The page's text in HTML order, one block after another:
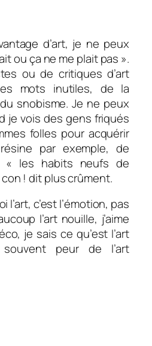
d’art, je ne peux
ou ça ne me plait pas ».
ou de critiques d’art
mots inutiles, de la
snobisme. Je ne peux
je vois des gens friqués
folles pour acquérir
par exemple, de
« les habits neufs de
con ! dit plus crûment.
l’art, c’est l’émotion, pas
l’art nouille, j’aime
je sais ce qu’est l’art
peur de l’art